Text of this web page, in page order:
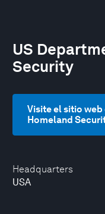
Headquarters
USA
US
Security
Visite el sitio
Homeland